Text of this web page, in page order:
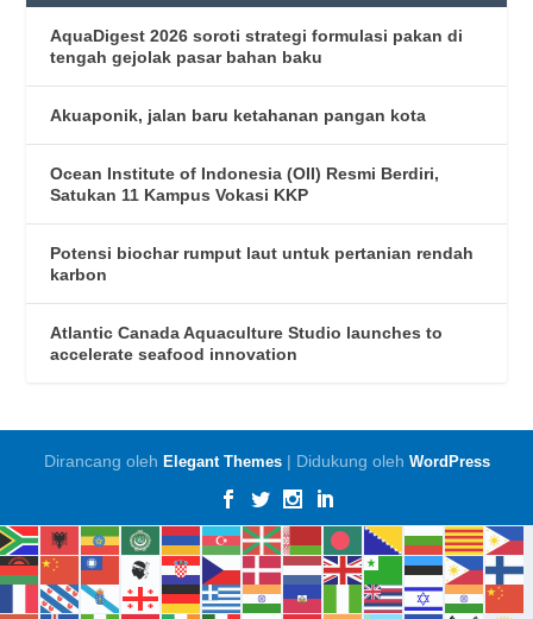
AquaDigest 2026 soroti strategi formulasi pakan di
tengah gejolak pasar bahan baku
Akuaponik, jalan baru ketahanan pangan kota
Ocean Institute of Indonesia (OII) Resmi Berdiri,
Satukan 11 Kampus Vokasi KKP
Potensi biochar rumput laut untuk pertanian rendah
karbon
Atlantic Canada Aquaculture Studio launches to
accelerate seafood innovation
Dirancang oleh Elegant Themes| Didukung oleh WordPress